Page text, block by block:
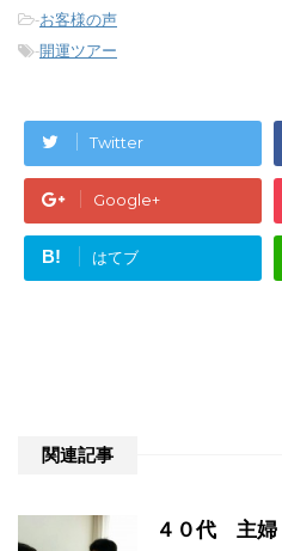
-お客様の声
-開運ツアー
Twitter
Google+
B! はてブ
関連記事
４０代 主